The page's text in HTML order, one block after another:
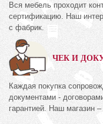
Вся мебель проходит
сертификацию. Наш
с фабрик.
ЧЕК И
Каждая покупка
документами -
гарантией. Наш магазин